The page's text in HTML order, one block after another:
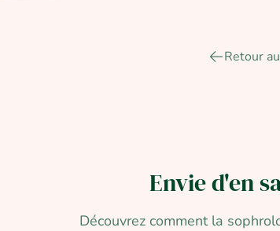
Retour
Envie d'en
Découvrez comment la